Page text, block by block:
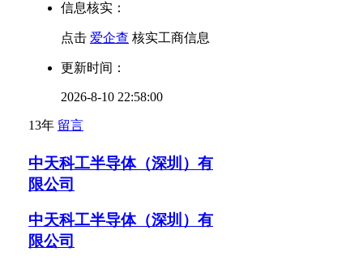
信息核实：
点击 爱企查 核实工商信息
更新时间：
2026-8-10 22:58:00
13年 留言
中天科工半导体（深圳）有
限公司
中天科工半导体（深圳）有
限公司